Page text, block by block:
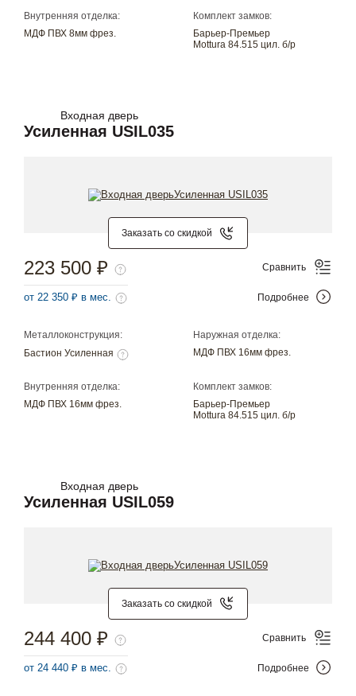
Внутренняя отделка:
МДФ ПВХ 8мм фрез.
Комплект замков:
Барьер-Премьер
Mottura 84.515 цил. б/р
Входная дверь
Усиленная USIL035
Заказать со скидкой
Металлоконструкция:
Бастион Усиленная
Наружная отделка:
МДФ ПВХ 16мм фрез.
Внутренняя отделка:
МДФ ПВХ 16мм фрез.
Комплект замков:
Барьер-Премьер
Mottura 84.515 цил. б/р
223 500 ₽
от 22 350 ₽ в мес.
Сравнить
Подробнее
Входная дверь
Усиленная USIL059
Заказать со скидкой
244 400 ₽
от 24 440 ₽ в мес.
Сравнить
Подробнее